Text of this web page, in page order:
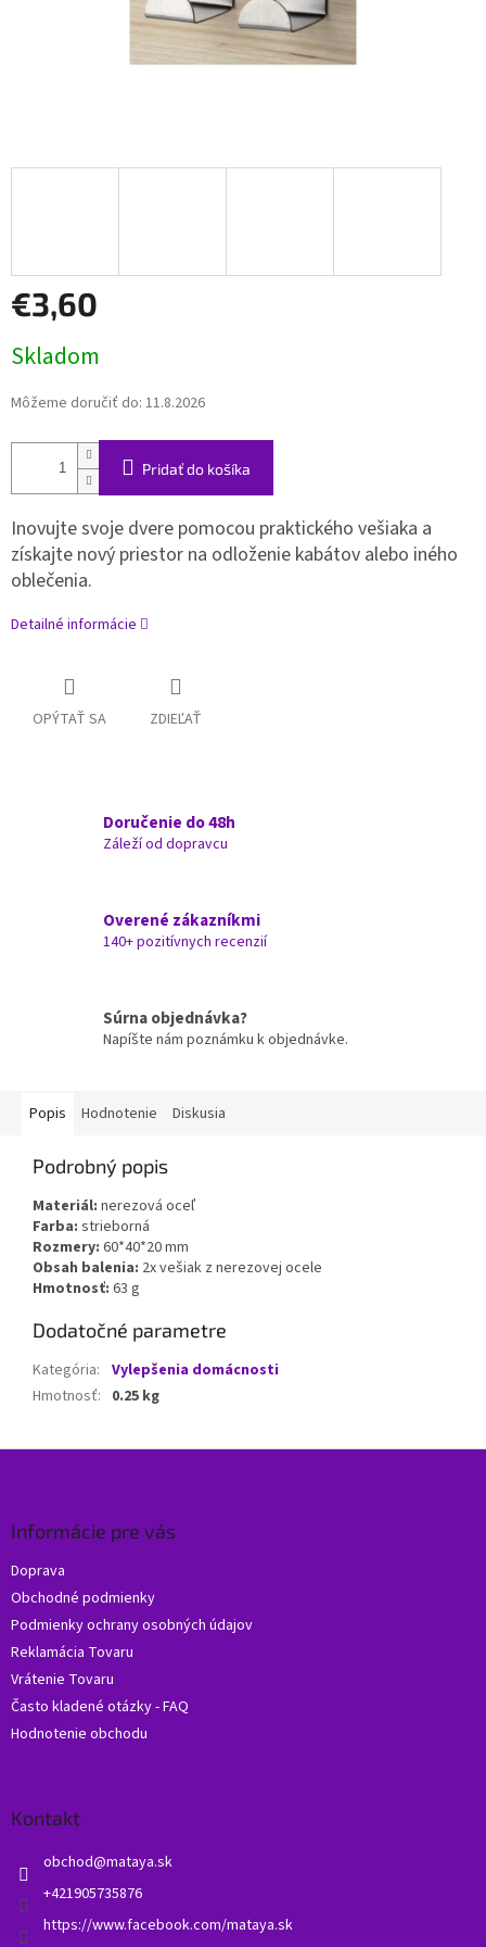
€3,60
cena:
Skladom
Môžeme doručiť do: 11.8.2026
Pridať do košíka
Inovujte svoje dvere pomocou praktického vešiaka a
získajte nový priestor na odloženie kabátov alebo iného
oblečenia.
Detailné informácie
OPÝTAŤ SA ZDIEĽAŤ
Doručenie do 48h
Záleží od dopravcu
Overené zákazníkmi
140+ pozitívnych recenzií
Súrna objednávka?
Napíšte nám poznámku k objednávke.
Popis Hodnotenie Diskusia
Podrobný popis
Materiál: nerezová oceľ
Farba: strieborná
Rozmery: 60*40*20 mm
Obsah balenia: 2x vešiak z nerezovej ocele
Hmotnosť: 63 g
Dodatočné parametre
Kategória: Vylepšenia domácnosti
Hmotnosť: 0.25 kg
Informácie pre vás
Doprava
Obchodné podmienky
Podmienky ochrany osobných údajov
Reklamácia Tovaru
Vrátenie Tovaru
Často kladené otázky - FAQ
Hodnotenie obchodu
Kontakt
obchod@mataya.sk
+421905735876
https://www.facebook.com/mataya.sk